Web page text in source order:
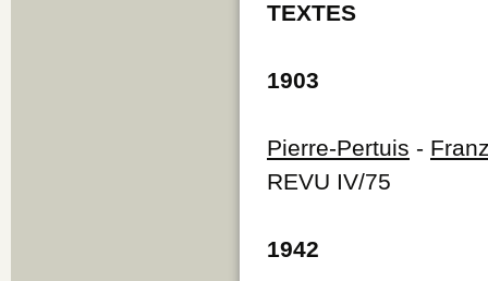
TEXTES
1903
Pierre-Pertuis -
REVU IV/75
1942